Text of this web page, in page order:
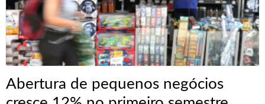
Abertura de pequenos negócios